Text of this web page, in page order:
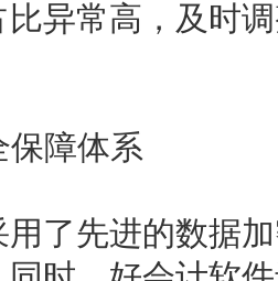
比异常高，及时
保障体系
了先进的数据